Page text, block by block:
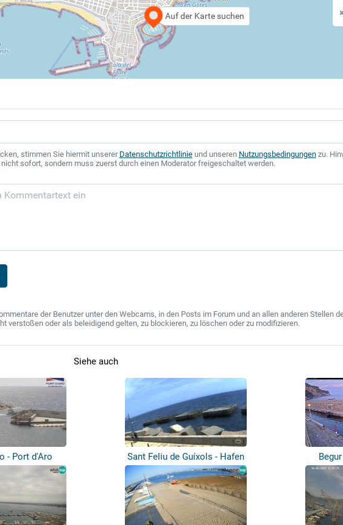
Auf der Karte suchen
stimmen Sie hiermit unserer Datenschutzrichtlinieund unseren Nutzungsbedingungenzu.
sofort, sondern muss zuerst durch einen Moderator freigeschaltet werden.
der Benutzer unter den Webcams, in den Posts im Forum und an allen anderen Stellen
verstoßen oder als beleidigend gelten, zu blockieren, zu löschen oder zu modifizieren.
Siehe auch
- Port d'Aro Sant Feliu de Guíxols - Hafen